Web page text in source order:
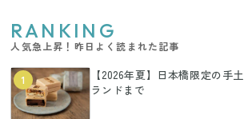
RANKING
人気急上昇！昨日よく読まれた記事
1
【2026年夏】日本橋限定の手
ランドまで